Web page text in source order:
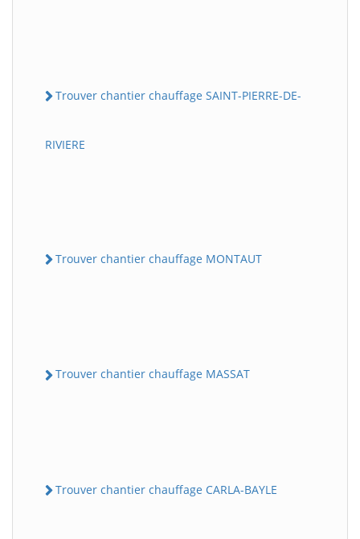
Trouver chantier chauffage SAINT-PIERRE-DE-
RIVIERE
Trouver chantier chauffage MONTAUT
Trouver chantier chauffage MASSAT
Trouver chantier chauffage CARLA-BAYLE